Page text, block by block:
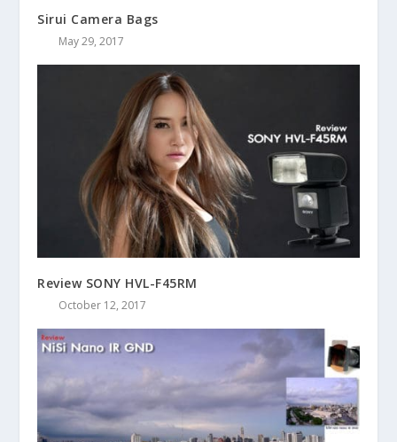
Sirui Camera Bags
May 29, 2017
Review SONY HVL-F45RM
October 12, 2017